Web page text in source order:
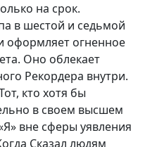
на срок.
в шестой и седьмой
оформляет огненное
Оно облекает
Рекордера внутри.
кто хотя бы
в своем высшем
вне сферы уявления
Сказал людям